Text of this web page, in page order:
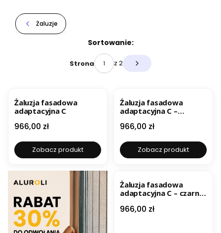
Żaluzje
Sortowanie:
Strona z 2 Następne produkty
Żaluzja fasadowa
adaptacyjna C
Cena
966,00 zł
Zobacz produkt
Żaluzja fasadowa
adaptacyjna C –
Cena
966,00 zł
Zobacz produkt
Żaluzja fasadowa
adaptacyjna C – czarna
Cena
966,00 zł